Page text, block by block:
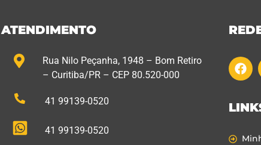
ATENDIMENTO
Rua Nilo Peçanha, 1948 – Bom Retiro
– Curitiba/PR – CEP 80.520-000
41 99139-0520
41 99139-0520